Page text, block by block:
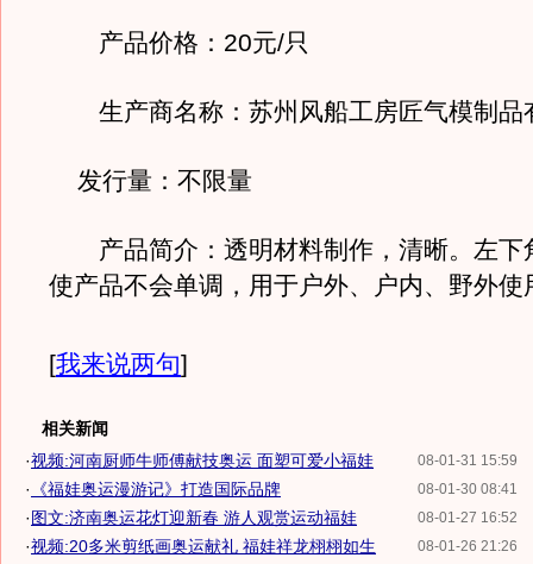
产品价格：20元/只
生产商名称：苏州风船工房匠气模制品
发行量：不限量
产品简介：透明材料制作，清晰。左下
使产品不会单调，用于户外、户内、野外使
[我来说两句]
相关新闻
08-01-31 15:59
·视频:河南厨师牛师傅献技奥运 面塑可爱小福娃
08-01-30 08:41
· 《福娃奥运漫游记》打造国际品牌
08-01-27 16:52
·图文:济南奥运花灯迎新春 游人观赏运动福娃
08-01-26 21:26
·视频:20多米剪纸画奥运献礼 福娃祥龙栩栩如生